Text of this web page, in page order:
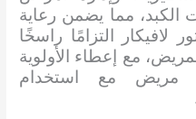
الكبد، مما يضمن رعاية
لافيكار التزامًا راسخًا
مع إعطاء الأولوية
مريض مع استخدام